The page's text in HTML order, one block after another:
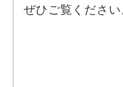
ぜひご覧ください